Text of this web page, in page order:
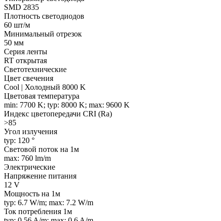
SMD 2835
Плотность светодиодов
60 шт/м
Минимальный отрезок
50 мм
Серия ленты
RT открытая
Светотехнические
Цвет свечения
Cool | Холодный 8000 K
Цветовая температура
min: 7700 K; typ: 8000 K; max: 9600 K
Индекс цветопередачи CRI (Ra)
>85
Угол излучения
typ: 120 °
Световой поток на 1м
max: 760 lm/m
Электрические
Напряжение питания
12 V
Мощность на 1м
typ: 6.7 W/m; max: 7.2 W/m
Ток потребления 1м